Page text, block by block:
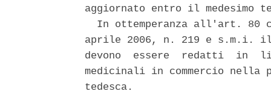
aggiornato entro il medesimo
In ottemperanza all'art. 80
aprile 2006, n. 219 e
devono  essere  redatti  in
medicinali in commercio
tedesca.